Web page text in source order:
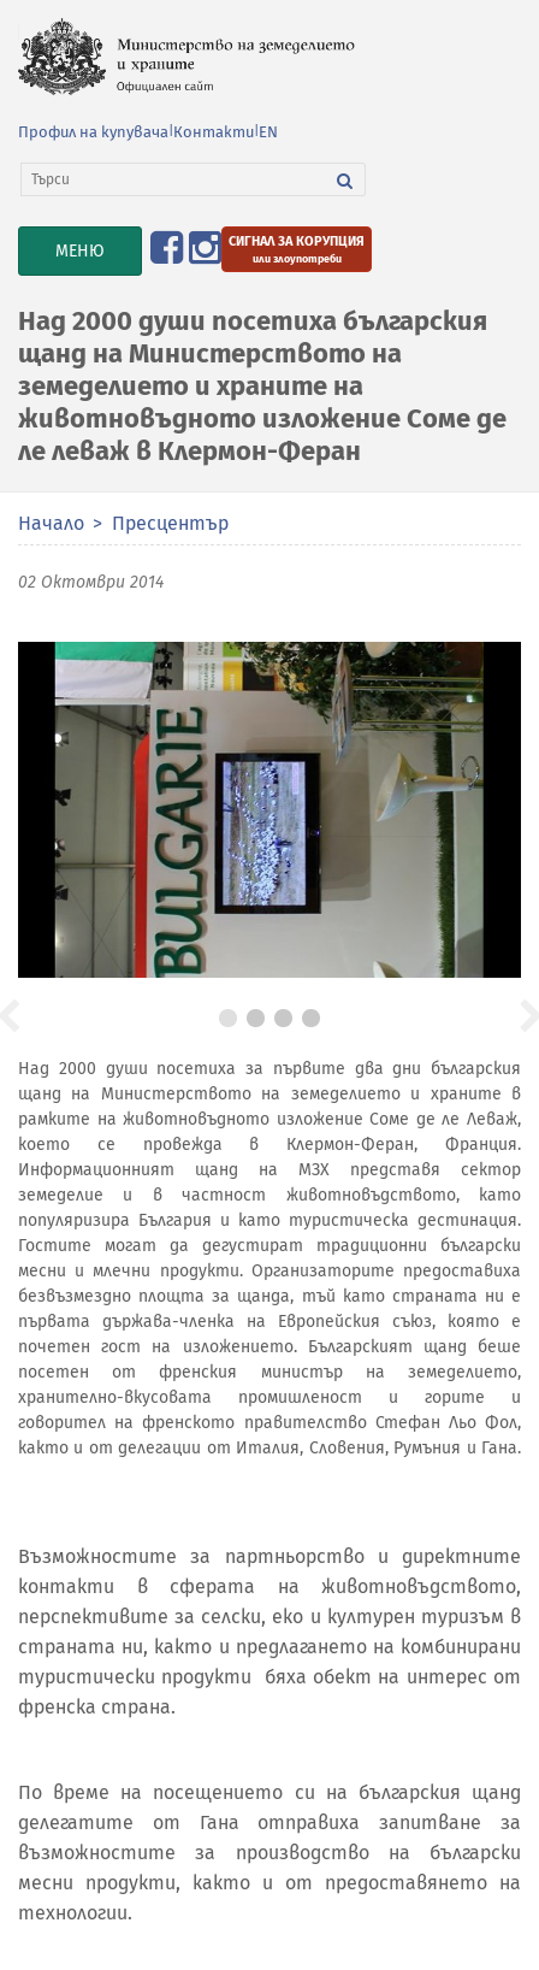
Профил на купувача Контакти EN
TOGGLE
NAVIGATION
МЕНЮ СИГНАЛ ЗА КОРУПЦИЯ
или злоупотреби
Над 2000 души посетиха българския
щанд на Министерството на
земеделието и храните на
животновъдното изложение Соме де
ле леваж в Клермон-Феран
Начало Пресцентър
02 Октомври 2014
Над 2000 души посетиха за първите два дни българския
щанд на Министерството на земеделието и храните в
рамките на животновъдното изложение Соме де ле Леваж,
което се провежда в Клермон-Феран, Франция.
Информационният щанд на МЗХ представя сектор
земеделие и в частност животновъдството, като
популяризира България и като туристическа дестинация.
Гостите могат да дегустират традиционни български
месни и млечни продукти. Организаторите предоставиха
безвъзмездно площта за щанда, тъй като страната ни е
първата държава-членка на Европейския съюз, която е
почетен гост на изложението. Българският щанд беше
посетен от френския министър на земеделието,
хранително-вкусовата промишленост и горите и
говорител на френското правителство Стефан Льо Фол,
както и от делегации от Италия, Словения, Румъния и Гана.
Възможностите за партньорство и директните
контакти в сферата на животновъдството,
перспективите за селски, еко и културен туризъм в
страната ни, както и предлагането на комбинирани
туристически продукти бяха обект на интерес от
френска страна.
По време на посещението си на българския щанд
делегатите от Гана отправиха запитване за
възможностите за производство на български
месни продукти, както и от предоставянето на
технологии.